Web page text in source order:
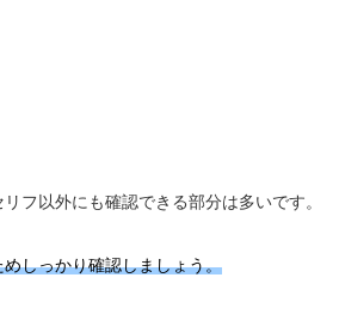
フ以外にも確認できる部分は多いです。
しっかり確認しましょう。